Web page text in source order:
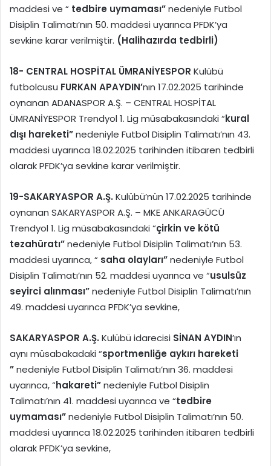
maddesi ve “ tedbire uymaması”nedeniyle Futbol
Disiplin Talimatı’nın 50. maddesi uyarınca PFDK’ya
sevkine karar verilmiştir. (Halihazırda tedbirli)
18- CENTRAL HOSPİTAL ÜMRANİYESPOR Kulübü
futbolcusu FURKAN APAYDIN’nın 17.02.2025 tarihinde
oynanan ADANASPOR A.Ş. – CENTRAL HOSPİTAL
ÜMRANİYESPOR Trendyol 1. Lig müsabakasındaki “kural
dışı hareketi”nedeniyle Futbol Disiplin Talimatı’nın 43.
maddesi uyarınca 18.02.2025 tarihinden itibaren tedbirli
olarak PFDK’ya sevkine karar verilmiştir.
19-SAKARYASPOR A.Ş. Kulübü’nün 17.02.2025 tarihinde
oynanan SAKARYASPOR A.Ş. – MKE ANKARAGÜCÜ
Trendyol 1. Lig müsabakasındaki “çirkin ve kötü
tezahüratı”nedeniyle Futbol Disiplin Talimatı’nın 53.
maddesi uyarınca, “ saha olayları”nedeniyle Futbol
Disiplin Talimatı’nın 52. maddesi uyarınca ve “usulsüz
seyirci alınması”nedeniyle Futbol Disiplin Talimatı’nın
49. maddesi uyarınca PFDK’ya sevkine,
SAKARYASPOR A.Ş. Kulübü idarecisi SİNAN AYDIN’ın
aynı müsabakadaki “sportmenliğe aykırı hareketi
”nedeniyle Futbol Disiplin Talimatı’nın 36. maddesi
uyarınca, “hakareti”nedeniyle Futbol Disiplin
Talimatı’nın 41. maddesi uyarınca ve “tedbire
uymaması”nedeniyle Futbol Disiplin Talimatı’nın 50.
maddesi uyarınca 18.02.2025 tarihinden itibaren tedbirli
olarak PFDK’ya sevkine,